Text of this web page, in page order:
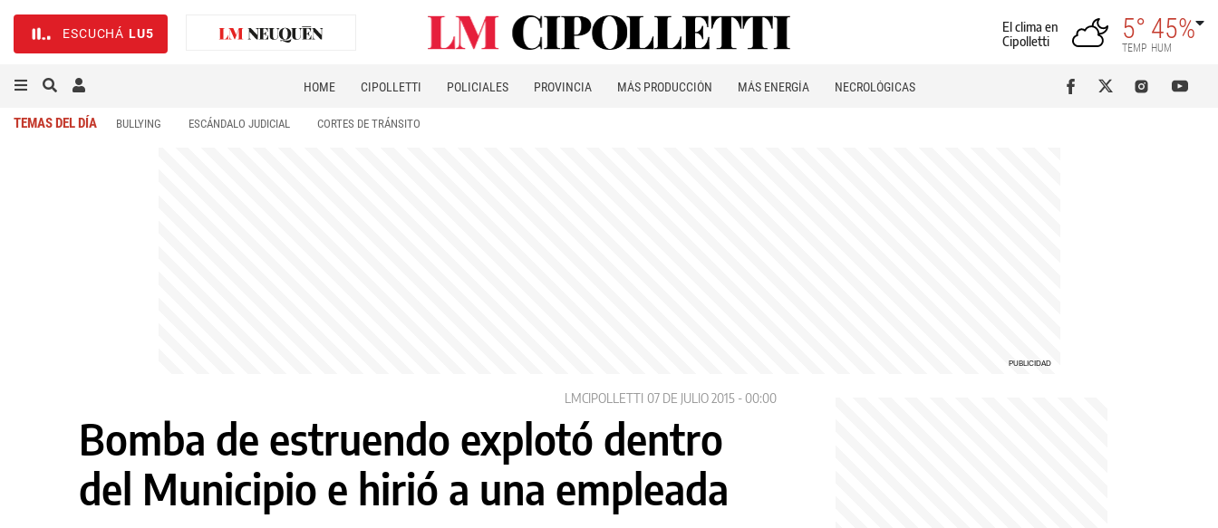
ESCUCHÁ LU5
El clima en
Cipolletti
5°
TEMP
45%
HUM
HOME CIPOLLETTI POLICIALES PROVINCIA MÁS PRODUCCIÓN MÁS ENERGÍA NECROLÓGICAS
TEMAS DEL DÍA BULLYING ESCÁNDALO JUDICIAL CORTES DE TRÁNSITO
LMCIPOLLETTI 07 DE JULIO 2015 - 00:00
Bomba de estruendo explotó dentro
del Municipio e hirió a una empleada